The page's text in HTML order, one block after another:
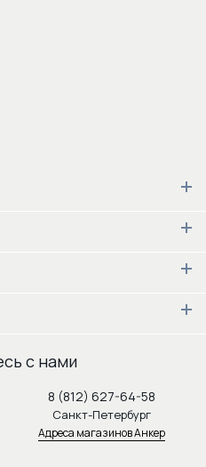
с нами
8 (812) 627-64-58
Санкт-Петербург
Адреса магазинов Анкер